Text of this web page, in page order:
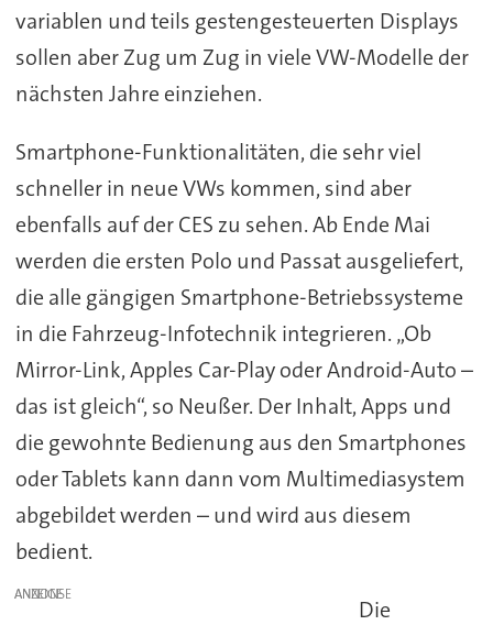
variablen und teils gestengesteuerten Displays
sollen aber Zug um Zug in viele VW-Modelle der
nächsten Jahre einziehen.
Smartphone-Funktionalitäten, die sehr viel
schneller in neue VWs kommen, sind aber
ebenfalls auf der CES zu sehen. Ab Ende Mai
werden die ersten Polo und Passat ausgeliefert,
die alle gängigen Smartphone-Betriebssysteme
in die Fahrzeug-Infotechnik integrieren. „Ob
Mirror-Link, Apples Car-Play oder Android-Auto –
das ist gleich“, so Neußer. Der Inhalt, Apps und
die gewohnte Bedienung aus den Smartphones
oder Tablets kann dann vom Multimediasystem
abgebildet werden – und wird aus diesem
bedient.
ANZEIGE
Die